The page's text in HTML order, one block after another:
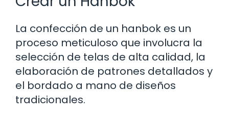
La confección de un hanbok es un
proceso meticuloso que involucra la
selección de telas de alta calidad, la
elaboración de patrones detallados y
el bordado a mano de diseños
tradicionales.